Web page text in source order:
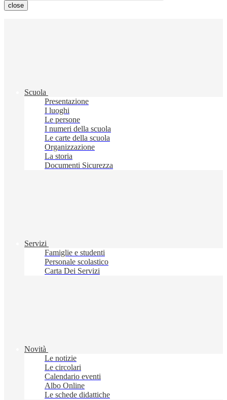
close
Scuola
Presentazione
I luoghi
Le persone
I numeri della scuola
Le carte della scuola
Organizzazione
La storia
Documenti Sicurezza
Servizi
Famiglie e studenti
Personale scolastico
Carta Dei Servizi
Novità
Le notizie
Le circolari
Calendario eventi
Albo Online
Le schede didattiche